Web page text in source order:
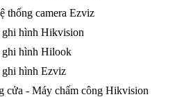
thống camera Ezviz
ghi hình Hikvision
ghi hình Hilook
ghi hình Ezviz
cửa - Máy chấm công Hikvision